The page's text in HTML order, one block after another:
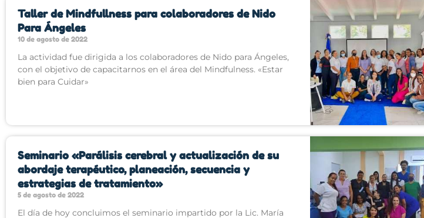
Taller de Mindfullness para colaboradores de Nido
Para Ángeles
10 de agosto de 2022
La actividad fue dirigida a los colaboradores de Nido para Ángeles,
con el objetivo de capacitarnos en el área del Mindfulness. «Estar
bien para Cuidar»
Seminario «Parálisis cerebral y actualización de su
abordaje terapéutico, planeación, secuencia y
estrategias de tratamiento»
5 de agosto de 2022
El día de hoy concluimos el seminario impartido por la Lic. María